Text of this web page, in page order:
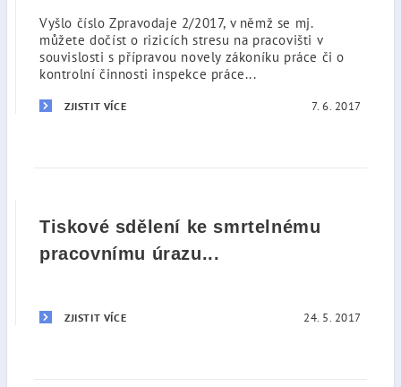
Vyšlo číslo Zpravodaje 2/2017, v němž se mj.
můžete dočíst o rizicích stresu na pracovišti v
souvislosti s přípravou novely zákoníku práce či o
kontrolní činnosti inspekce práce...
ZJISTIT VÍCE 7. 6. 2017
Tiskové sdělení ke smrtelnému
pracovnímu úrazu...
ZJISTIT VÍCE 24. 5. 2017